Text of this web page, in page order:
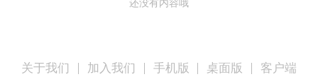
还没有内容哦
关于我们 加入我们 手机版 桌面版 客户端